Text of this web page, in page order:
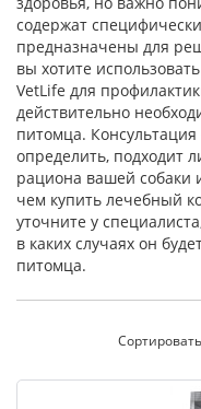
содержат
предназначены для
вы хотите
VetLife для
действительно
питомца.
определить, подходит
рациона вашей собаки
чем купить лечебный
уточните у
в каких случаях он
питомца.
Сортировать